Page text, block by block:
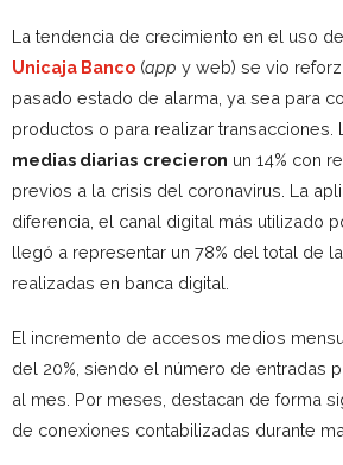
La tendencia de crecimiento en el uso
Unicaja Banco (app y web) se vio
pasado estado de alarma, ya sea para
productos o para realizar transacciones.
medias diarias crecieron un 14% con
previos a la crisis del coronavirus. La
diferencia, el canal digital más utilizado
llegó a representar un 78% del total de
realizadas en banca digital.
El incremento de accesos medios
del 20%, siendo el número de entradas
al mes. Por meses, destacan de forma
de conexiones contabilizadas durante